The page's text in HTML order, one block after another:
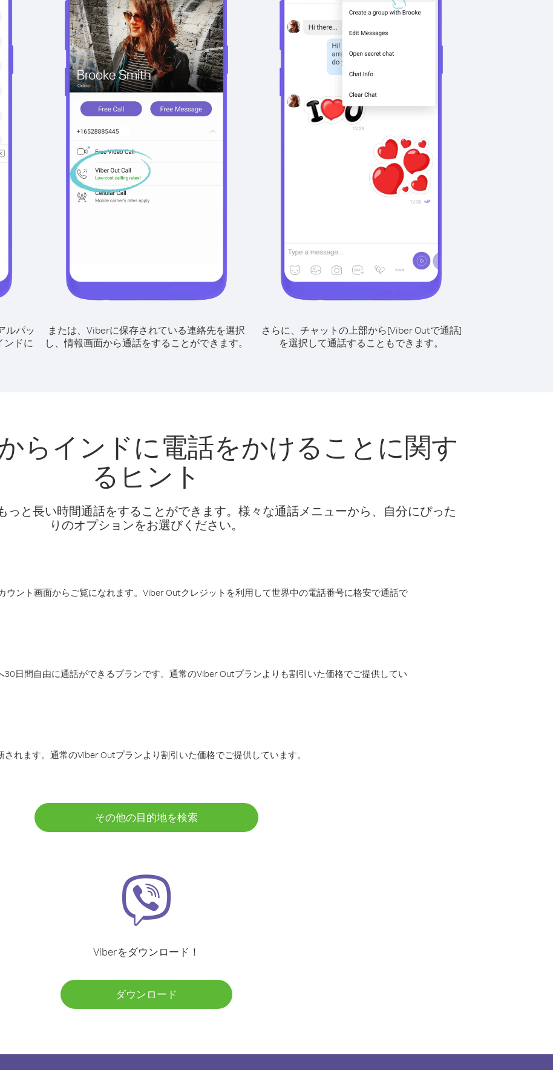
ルパッ
ンドに
または、Viberに保存されている連絡先を選択
し、情報画面から通話をすることができます。
さらに、チャットの上部から[Viber Outで通話]
を選択して通話することもできます。
らインドに電話をかけることに関す
るヒント
っと長い時間通話をすることができます。様々な通話メニューから、自分にぴった
りのオプションをお選びください。
ウント画面からご覧になれます。Viber Outクレジットを利用して世界中の電話番号に格安で通話で
日間自由に通話ができるプランです。通常のViber Outプランよりも割引いた価格でご提供してい
れます。通常のViber Outプランより割引いた価格でご提供しています。
その他の目的地を検索
Viberをダウンロード！
ダウンロード